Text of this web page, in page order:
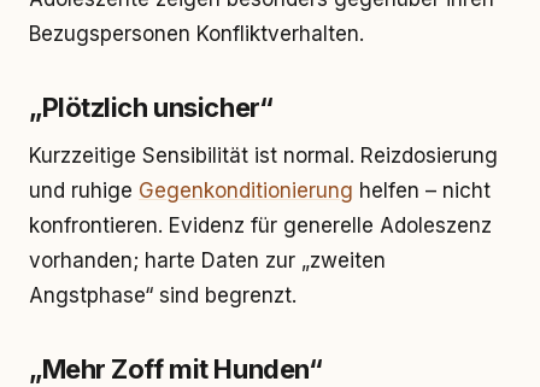
Bezugspersonen Konfliktverhalten.
„Plötzlich unsicher“
Kurzzeitige Sensibilität ist normal. Reizdosierung
und ruhige Gegenkonditionierung helfen – nicht
konfrontieren. Evidenz für generelle Adoleszenz
vorhanden; harte Daten zur „zweiten
Angstphase“ sind begrenzt.
„Mehr Zoff mit Hunden“